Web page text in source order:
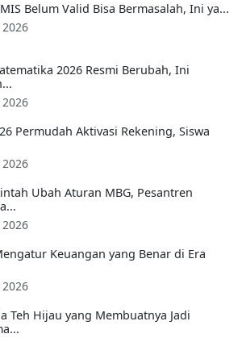
Belum Valid Bisa Bermasalah, Ini ya...
2026 Resmi Berubah, Ini
Permudah Aktivasi Rekening, Siswa
Ubah Aturan MBG, Pesantren
Keuangan yang Benar di Era
Teh Hijau yang Membuatnya Jadi